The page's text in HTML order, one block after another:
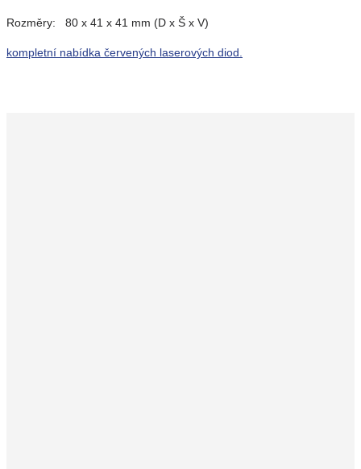
Rozměry: 80 x 41 x 41 mm (D x Š x V)
kompletní nabídka červených laserových diod.